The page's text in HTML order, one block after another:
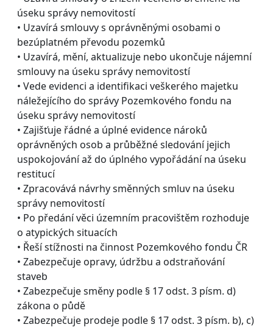
úseku správy nemovitostí
• Uzavírá smlouvy s oprávněnými osobami o
bezúplatném převodu pozemků
• Uzavírá, mění, aktualizuje nebo ukončuje nájemní
smlouvy na úseku správy nemovitostí
• Vede evidenci a identifikaci veškerého majetku
náležejícího do správy Pozemkového fondu na
úseku správy nemovitostí
• Zajišťuje řádné a úplné evidence nároků
oprávněných osob a průběžné sledování jejich
uspokojování až do úplného vypořádání na úseku
restitucí
• Zpracovává návrhy směnných smluv na úseku
správy nemovitostí
• Po předání věci územním pracovištěm rozhoduje
o atypických situacích
• Řeší stížnosti na činnost Pozemkového fondu ČR
• Zabezpečuje opravy, údržbu a odstraňování
staveb
• Zabezpečuje směny podle § 17 odst. 3 písm. d)
zákona o půdě
• Zabezpečuje prodeje podle § 17 odst. 3 písm. b), c)